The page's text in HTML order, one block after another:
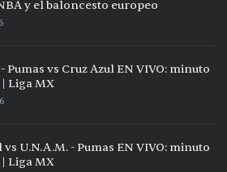
y el baloncesto europeo
Pumas vs Cruz Azul EN VIVO: minuto
Liga MX
vs U.N.A.M. - Pumas EN VIVO: minuto
Liga MX